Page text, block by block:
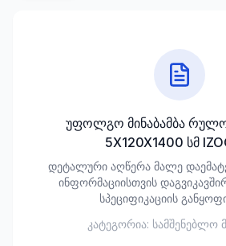
ტექნიკა
პროდუქტი
ხელსაწყოები
50 პროდუქტი
უფოლგო მინაბამბა
5X120X1400 სმ
დეტალური აღწერა მალე
ინფორმაციისთვის
სპეციფიკაციის
კატეგორია: სამშენებლო